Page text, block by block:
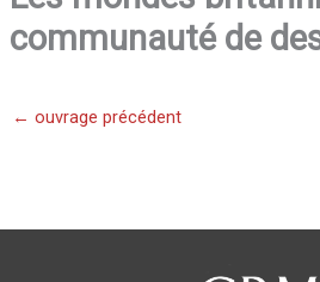
communauté de
← ouvrage précédent